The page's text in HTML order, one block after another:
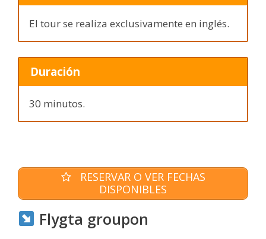
El tour se realiza exclusivamente en inglés.
Duración
30 minutos.
RESERVAR O VER FECHAS
DISPONIBLES
Flygta groupon